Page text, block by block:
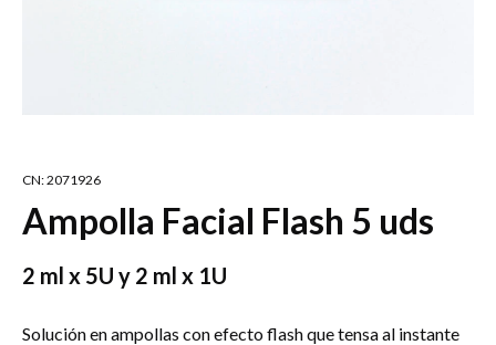
CN: 2071926
Ampolla Facial Flash 5 uds
2 ml x 5U y 2 ml x 1U
Solución en ampollas con efecto flash que tensa al instante